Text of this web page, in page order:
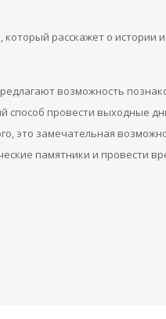
расскажет о истории
возможность
способ провести выходные
это замечательная
памятники и провести